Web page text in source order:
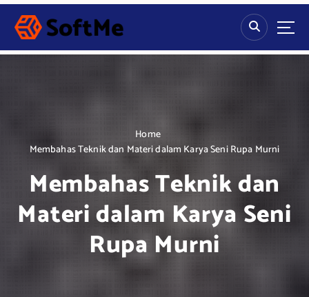
S
p
Home
Membahas Teknik dan Materi dalam Karya Seni Rupa Murni
Membahas Teknik dan
Materi dalam Karya Seni
Rupa Murni